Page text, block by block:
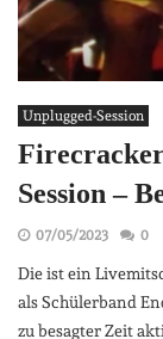
Unplugged-Session
Session –
07/05/2023 0
Die ist ein
als Schülerband
zu besagter Zeit